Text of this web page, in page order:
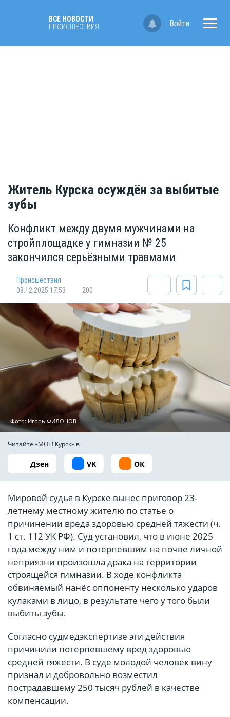
ВСЕ НОВОСТИ
ПРОИСШЕСТВИЯ
Войти
Житель Курска осуждён за выбитые
зубы
Конфликт между двумя мужчинами на
стройплощадке у гимназии № 25
закончился серьёзными травмами
Происшествия
08.12.2025 17:53
200
Фото: Игорь ФИЛОНОВ
Читайте «МОЁ! Курск» в
Дзен VK ОК
Мировой судья в Курске вынес приговор 23-
летнему местному жителю по статье о
причинении вреда здоровью средней тяжести (ч.
1 ст. 112 УК РФ). Суд установил, что в июне 2025
года между ним и потерпевшим на почве личной
неприязни произошла драка на территории
строящейся гимназии. В ходе конфликта
обвиняемый нанёс оппоненту несколько ударов
кулаками в лицо, в результате чего у того были
выбиты зубы.
Согласно судмедэкспертизе эти действия
причинили потерпевшему вред здоровью
средней тяжести. В суде молодой человек вину
признал и добровольно возместил
пострадавшему 250 тысяч рублей в качестве
компенсации.